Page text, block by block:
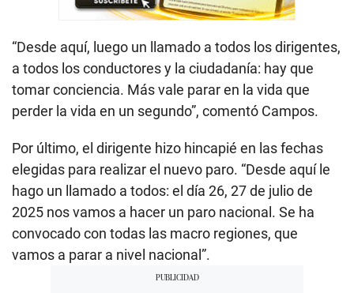
“Desde aquí, luego un llamado a todos los dirigentes,
a todos los conductores y la ciudadanía: hay que
tomar conciencia. Más vale parar en la vida que
perder la vida en un segundo”, comentó Campos.
Por último, el dirigente hizo hincapié en las fechas
elegidas para realizar el nuevo paro. “Desde aquí le
hago un llamado a todos: el día 26, 27 de julio de
2025 nos vamos a hacer un paro nacional. Se ha
convocado con todas las macro regiones, que
vamos a parar a nivel nacional”.